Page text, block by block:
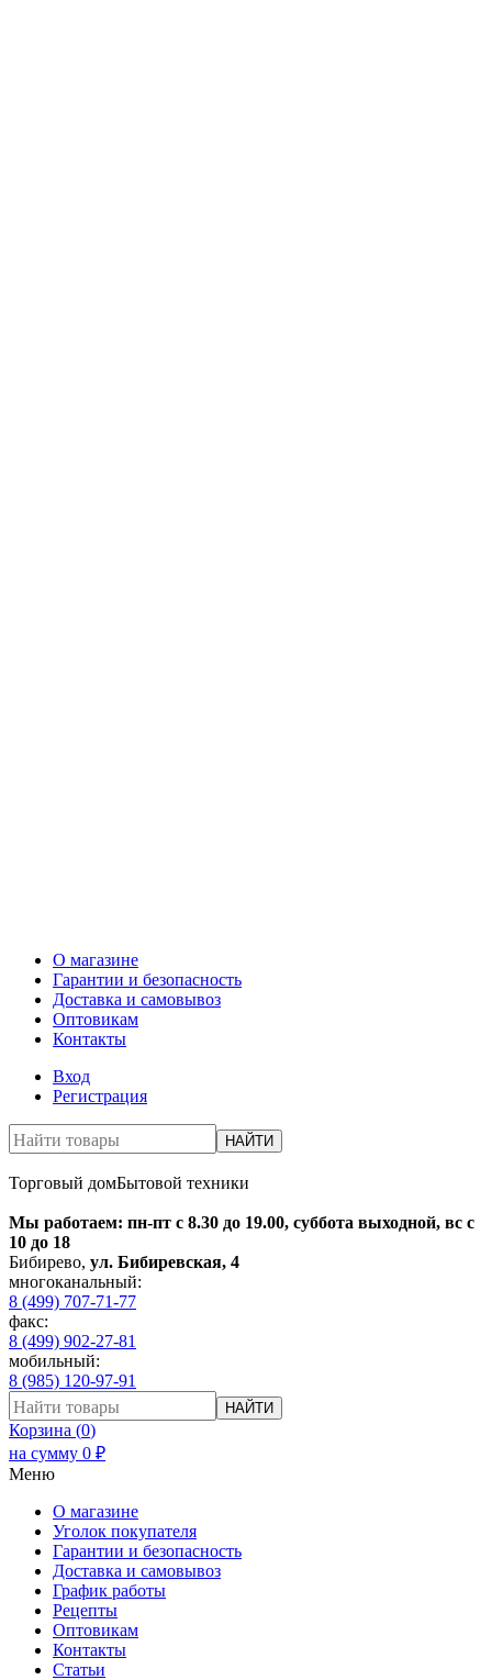
О магазине
Гарантии и безопасность
Доставка и самовывоз
Оптовикам
Контакты
Вход
Регистрация
НАЙТИ
Торговый домБытовой техники
Мы работаем: пн-пт с 8.30 до 19.00, суббота выходной, вс с
10 до 18
Бибирево, ул. Бибиревская, 4
многоканальный:
8 (499) 707-71-77
факс:
8 (499) 902-27-81
мобильный:
8 (985) 120-97-91
НАЙТИ
Корзина (0)
на сумму 0 ₽
Меню
О магазине
Уголок покупателя
Гарантии и безопасность
Доставка и самовывоз
График работы
Рецепты
Оптовикам
Контакты
Статьи